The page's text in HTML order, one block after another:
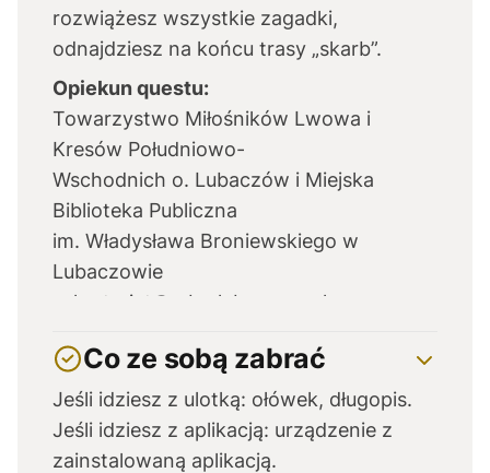
rozwiążesz wszystkie zagadki,
odnajdziesz na końcu trasy „skarb”.
Opiekun questu:
Towarzystwo Miłośników Lwowa i
Kresów Południowo-
Wschodnich o. Lubaczów i Miejska
Biblioteka Publiczna
im. Władysława Broniewskiego w
Lubaczowie
sekretariat@mbp.lubaczow.pl
wt. – piątek- 7:00- 18:00
sobota- 7:00- 15:00
Co ze sobą zabrać
Jeśli idziesz z ulotką: ołówek, długopis.
Jeśli idziesz z aplikacją: urządzenie z
zainstalowaną aplikacją.